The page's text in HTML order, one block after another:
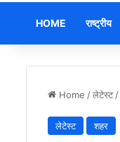
HOME राष्ट्रीय
Home /लेटेस्ट /
लेटेस्ट शहर